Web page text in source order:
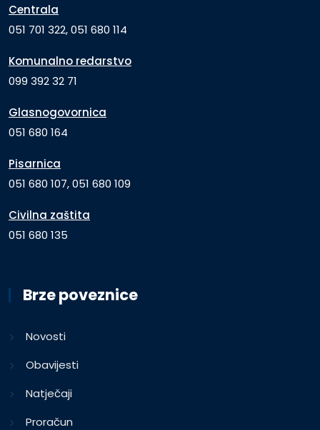
Centrala
051 701 322, 051 680 114
Komunalno redarstvo
099 392 32 71
Glasnogovornica
051 680 164
Pisarnica
051 680 107, 051 680 109
Civilna zaštita
051 680 135
Brze poveznice
Novosti
Obavijesti
Natječaji
Proračun